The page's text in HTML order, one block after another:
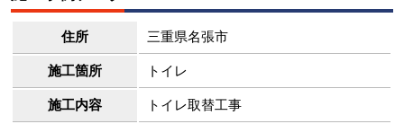
住所 三重県名張市
施工箇所 トイレ
施工内容 トイレ取替工事